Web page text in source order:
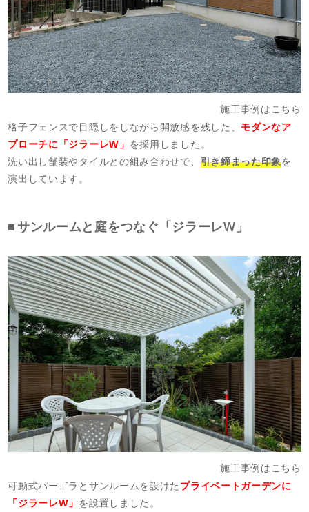
施工事例はこちら
格子フェンスで目隠しをしながら開放感を残した、 モダンなア
プローチに「ジラーレW」 を採用しました。
洗い出し舗装やタイルとの組み合わせで、 引き締まった印象を
演出しています。
サンルームと庭をつなぐ「ジラーレW」
施工事例はこちら
可動式パーゴラとサンルームを設けた プライベートガーデンに
「ジラーレW」 を設置しました。